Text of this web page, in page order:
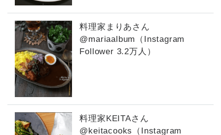
料理家まりあさん
@mariaalbum（Instagram
Follower 3.2万人）
料理家KEITAさん
@keitacooks（Instagram